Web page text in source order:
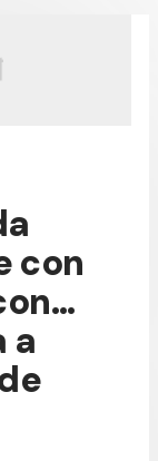
con
a